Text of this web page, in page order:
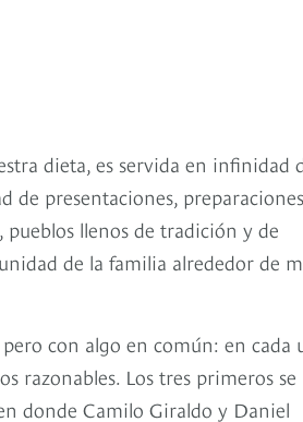
dieta, es servida en infinidad
de presentaciones,
pueblos llenos de tradición y de
de la familia alrededor de
con algo en común: en cada
razonables. Los tres primeros se
donde Camilo Giraldo y Daniel